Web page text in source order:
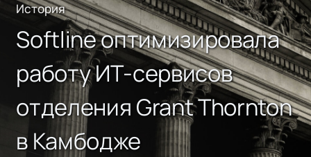
История
Softline оптимизировала
работу ИТ-сервисов
отделения Grant Thornton
в Камбодже